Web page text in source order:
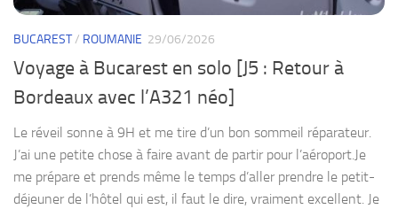
BUCAREST/ ROUMANIE 29/06/2026
Voyage à Bucarest en solo [J5 : Retour à
Bordeaux avec l’A321 néo]
Le réveil sonne à 9H et me tire d’un bon sommeil réparateur.
J’ai une petite chose à faire avant de partir pour l’aéroport.Je
me prépare et prends même le temps d’aller prendre le petit-
déjeuner de l’hôtel qui est, il faut le dire, vraiment excellent. Je